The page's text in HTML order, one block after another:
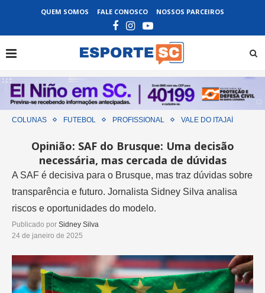
QUEM SOMOS FALE CONOSCO NOSSOS PARCEIROS
COLUNAS FUTEBOL PROFISSIONAL VALE DO ITAJAÍ
Opinião: SAF do Brusque: Uma decisão
necessária, mas cercada de dúvidas
A SAF é decisiva para o Brusque, mas traz dúvidas sobre
transparência e futuro. Jornalista Sidney Silva analisa
riscos e oportunidades do modelo.
Publicado por Sidney Silva
24 de janeiro de 2025